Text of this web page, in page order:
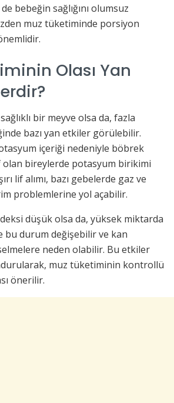
bebeğin sağlığını olumsuz
muz tüketiminde porsiyon
Olası Yan
bir meyve olsa da, fazla
bazı yan etkiler görülebilir.
içeriği nedeniyle böbrek
olan bireylerde potasyum birikimi
lif alımı, bazı gebelerde gaz ve
problemlerine yol açabilir.
düşük olsa da, yüksek miktarda
bu durum değişebilir ve kan
neden olabilir. Bu etkiler
muz tüketiminin kontrollü
önerilir.